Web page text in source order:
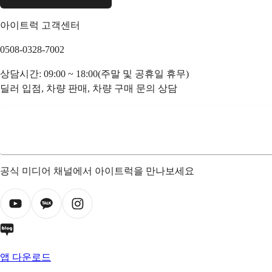
아이트럭 고객센터
0508-0328-7002
상담시간: 09:00 ~ 18:00(주말 및 공휴일 휴무)
딜러 입점, 차량 판매, 차량 구매 문의 상담
공식 미디어 채널에서 아이트럭을 만나보세요
앱 다운로드